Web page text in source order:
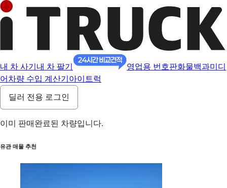
내 차 사기 내 차 팔기 영업용 번호판화물백과미디
어 차량 수입 계산기 아이트럭
딜러 전용 로그인
이미 판매완료된 차량입니다.
유관 매물 추천